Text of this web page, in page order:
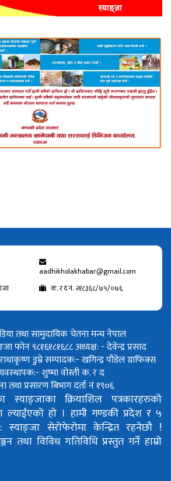
aadhikholakhabar@gmail.com
क. र द नं. २१८३६८/७५/०७६
तथा सामुदायिक चेतना मन्च नेपाल
फोन ९८१६१८१६८८अध्यक्ष: - देवेन्द्र प्रसाद
डुम्रेसम्पादक:- खगिन्द्र पौडेलग्राफिक्स
शुष्मा वोस्तीक. र द
तथा प्रसारण बिभाग दर्ता नं १९०६
स्याङ्जाका क्रियाशिल पत्रकारहरुको
ल्याईएको हो । हामी गण्डकी प्रदेश र ५
स्याङ्जा सेरोफेरोमा केन्द्रित रहनेछौ !
तथा विविध गतिविधि प्रस्तुत गर्ने हाम्रो